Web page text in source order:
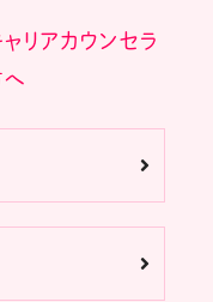
リアカウンセラ
へ